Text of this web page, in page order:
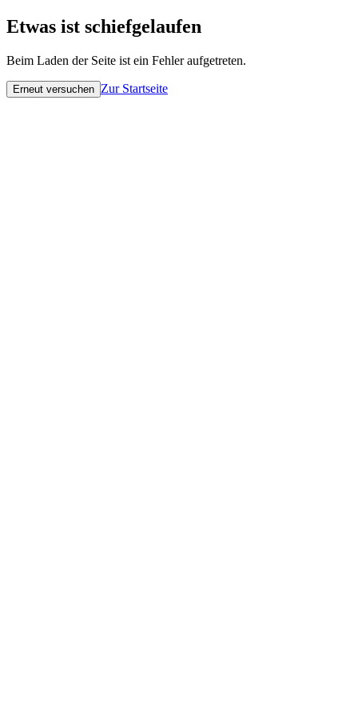
Etwas ist schiefgelaufen
Beim Laden der Seite ist ein Fehler aufgetreten.
Erneut versuchen Zur Startseite